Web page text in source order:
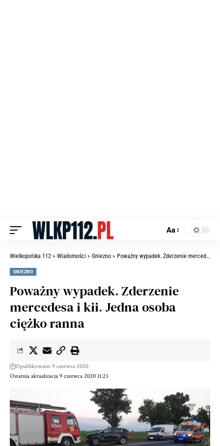
Aa
Wielkopolska 112 > Wiadomości > Gniezno > Poważny wypadek. Zderzenie mercedesa i kii. Jedna osoba ciężko ranna
GNIEZNO
Poważny wypadek. Zderzenie
mercedesa i kii. Jedna osoba
ciężko ranna
Ostatnia aktualizacja 9 czerwca 2020 11:23
Opublikowano 9 czerwca 2020